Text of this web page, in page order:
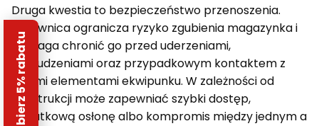
Druga kwestia to bezpieczeństwo przenoszenia.
Ładownica ogranicza ryzyko zgubienia magazynka i
pomaga chronić go przed uderzeniami,
zabrudzeniami oraz przypadkowym kontaktem z
innymi elementami ekwipunku. W zależności od
konstrukcji może zapewniać szybki dostęp,
dodatkową osłonę albo kompromis między jednym a
Odbierz 5% rabatu